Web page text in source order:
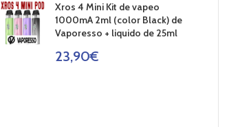
Xros 4 Mini Kit de vapeo
1000mA 2ml (color Black) de
Vaporesso + liquido de 25ml
23,90€